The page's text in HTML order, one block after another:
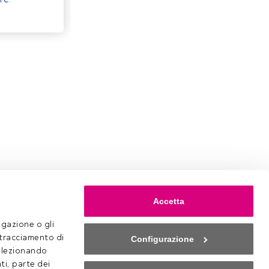
o gli
di
parte dei
Accetta
Configurazione